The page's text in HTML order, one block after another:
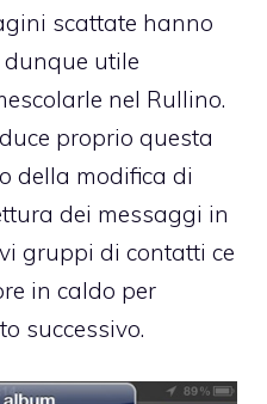
scattate hanno
utile
nel Rullino.
proprio questa
della modifica di
dei messaggi in
gruppi di contatti ce
in caldo per
successivo.